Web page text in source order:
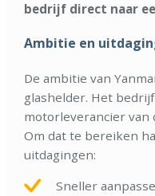
bedrijf direct naar
Ambitie en
De ambitie van
glashelder. Het
motorleverancier van
Om dat te bereiken
uitdagingen:
Sneller